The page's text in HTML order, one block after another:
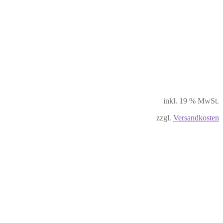
inkl. 19 % MwSt.
zzgl. Versandkosten